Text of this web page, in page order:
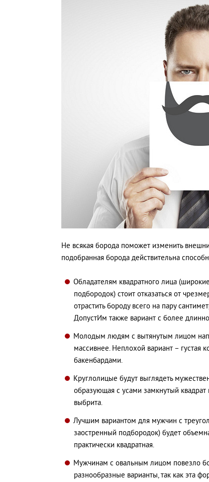
Не всякая борода поможет изменить
подобранная борода действительна
Обладателям квадратного лица
подбородок) стоит отказаться от
отрастить бороду всего на пару
ДопустИм также вариант с более
Молодым людям с вытянутым лицом
массивнее. Неплохой вариант – густая
бакенбардами.
Круглолицые будут выглядеть
образующая с усами замкнутый квадрат
выбрита.
Лучшим вариантом для мужчин с
заостренный подбородок) будет
практически квадратная.
Мужчинам с овальным лицом повезло
разнообразные варианты, так как эта